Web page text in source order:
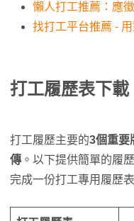
懶人打工推薦：應
找打工平台推薦 -
打工履歷表下載
打工履歷主要的3個重要
傳 。以下提供簡單的履
完成一份打工專用履歷